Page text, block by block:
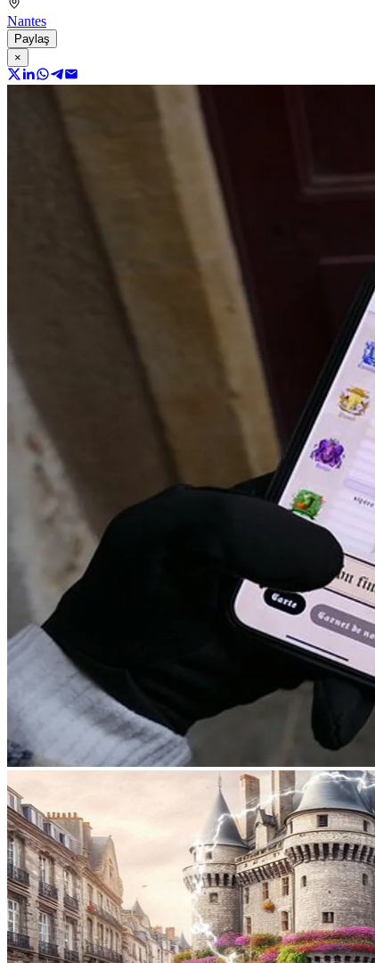
Nantes
Paylaş
×